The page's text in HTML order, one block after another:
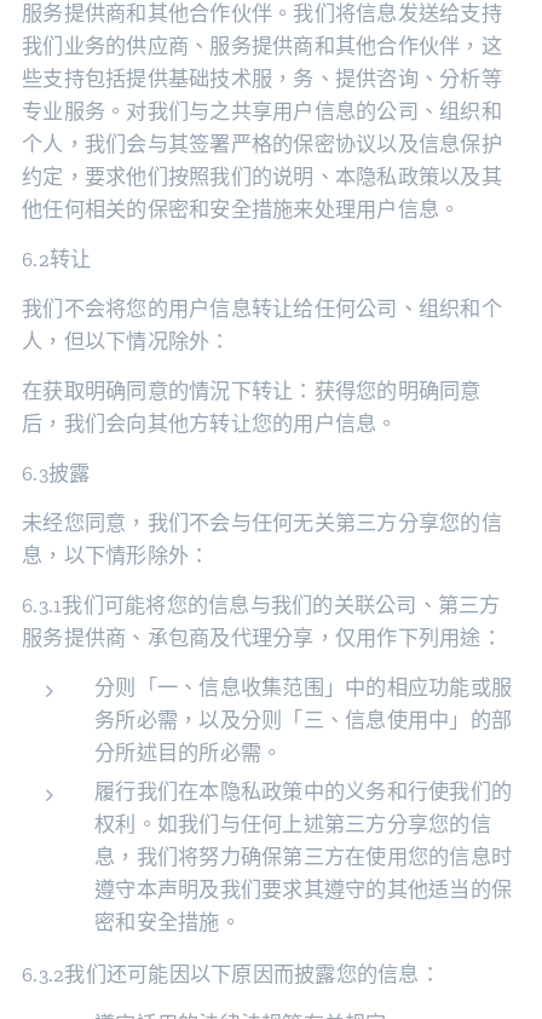
服务提供商和其他合作伙伴。我们将信息发送给支持
我们业务的供应商、服务提供商和其他合作伙伴，这
些支持包括提供基础技术服，务、提供咨询、分析等
专业服务。对我们与之共享用户信息的公司、组织和
个人，我们会与其签署严格的保密协议以及信息保护
约定，要求他们按照我们的说明、本隐私政策以及其
他任何相关的保密和安全措施来处理用户信息。
6.2转让
我们不会将您的用户信息转让给任何公司、组织和个
人，但以下情况除外：
在获取明确同意的情況下转让：获得您的明确同意
后，我们会向其他方转让您的用户信息。
6.3披露
未经您同意，我们不会与任何无关第三方分享您的信
息，以下情形除外：
6.3.1我们可能将您的信息与我们的关联公司、第三方
服务提供商、承包商及代理分享，仅用作下列用途：
分则「一、信息收集范围」中的相应功能或服
务所必需，以及分则「三、信息使用中」的部
分所述目的所必需。
履行我们在本隐私政策中的义务和行使我们的
权利。如我们与任何上述第三方分享您的信
息，我们将努力确保第三方在使用您的信息时
遵守本声明及我们要求其遵守的其他适当的保
密和安全措施。
6.3.2我们还可能因以下原因而披露您的信息：